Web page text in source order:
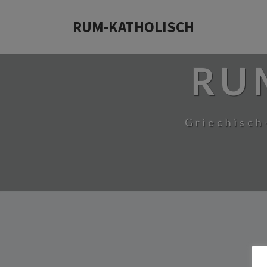
RUM-KATHOLISCH